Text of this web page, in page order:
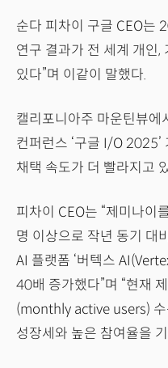
순다 피차이 구글 CEO는
연구 결과가 전 세계 개인,
있다”며 이같이 말했다.
캘리포니아주 마운틴뷰에
컨퍼런스 ‘구글 I/O
채택 속도가 더 빨라지고
피차이 CEO는 “제미나이
명 이상으로 작년 동기 대
AI 플랫폼 ‘버텍스
40배 증가했다”며 “현재
(monthly active users) 수
성장세와 높은 참여율을